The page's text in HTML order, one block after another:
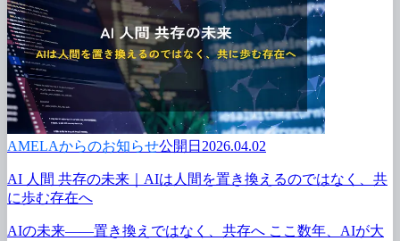
AMELAからのお知らせ公開日2026.04.02
AI 人間 共存の未来｜AIは 人間を置き換えるのではなく、 共
に歩む存在へ
AIの未来――置き換えではなく、 共存へ ここ数年、 AIが大